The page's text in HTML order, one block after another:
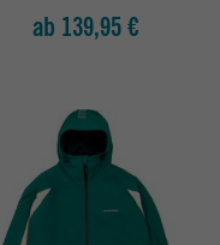
ab 139,95 €